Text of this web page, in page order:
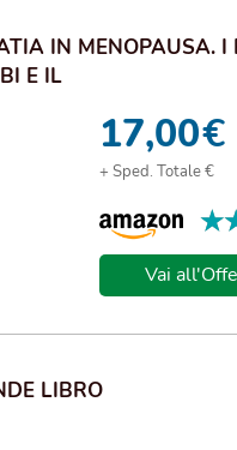
IN MENOPAUSA. I
E IL
17,00€
+ Sped. Totale €
Vai
LIBRO